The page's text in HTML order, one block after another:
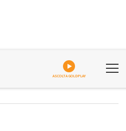
ASCOLTA GOLDPLAY